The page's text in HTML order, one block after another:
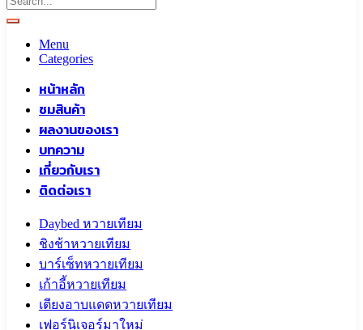
Menu
Categories
หน้าหลัก
ชมสินค้า
ผลงานของเรา
บทความ
เกี่ยวกับเรา
ติดต่อเรา
Daybed หวายเทียม
ชิงช้าหวายเทียม
บาร์เซ็ทหวายเทียม
เก้าอี้หวายเทียม
เตียงอาบแดดหวายเทียม
เฟอร์นิเจอร์มาใหม่